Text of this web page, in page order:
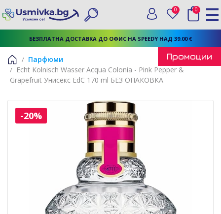
БЕЗПЛАТНА ДОСТАВКА ДО ОФИС НА SPEEDY НАД 39.00 €
Търси
Вход
0 Любими
0
Начало
Парфюми
Echt Kolnisch Wasser Acqua Colonia - Pink Pepper &
Grapefruit Унисекс EdC 170 ml БЕЗ ОПАКОВКА
-20%
Промоции